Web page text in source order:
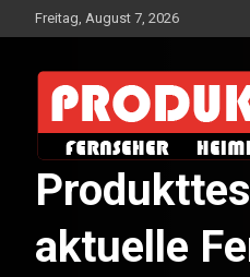
to
Freitag, August 7, 2026
aktuelle